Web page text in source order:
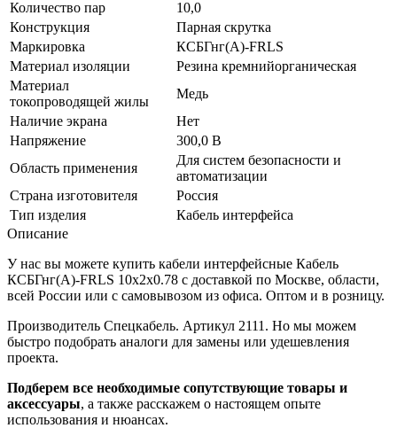
Количество пар
10,0
Конструкция
Парная скрутка
Маркировка
КСБГнг(А)-FRLS
Материал изоляции
Резина кремнийорганическая
Материал
токопроводящей жилы
Медь
Наличие экрана
Нет
Напряжение
300,0 В
Область применения
Для систем безопасности и
автоматизации
Страна изготовителя
Россия
Тип изделия
Кабель интерфейса
Описание
У нас вы можете купить кабели интерфейсные Кабель
КСБГнг(А)-FRLS 10х2х0.78 с доставкой по Москве, области,
всей России или с самовывозом из офиса. Оптом и в розницу.
Производитель Спецкабель. Артикул 2111. Но мы можем
быстро подобрать аналоги для замены или удешевления
проекта.
Подберем все необходимые сопутствующие товары и
аксессуары, а также расскажем о настоящем опыте
использования и нюансах.